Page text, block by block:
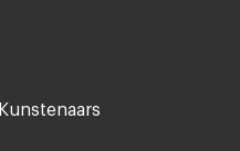
Kunstenaars